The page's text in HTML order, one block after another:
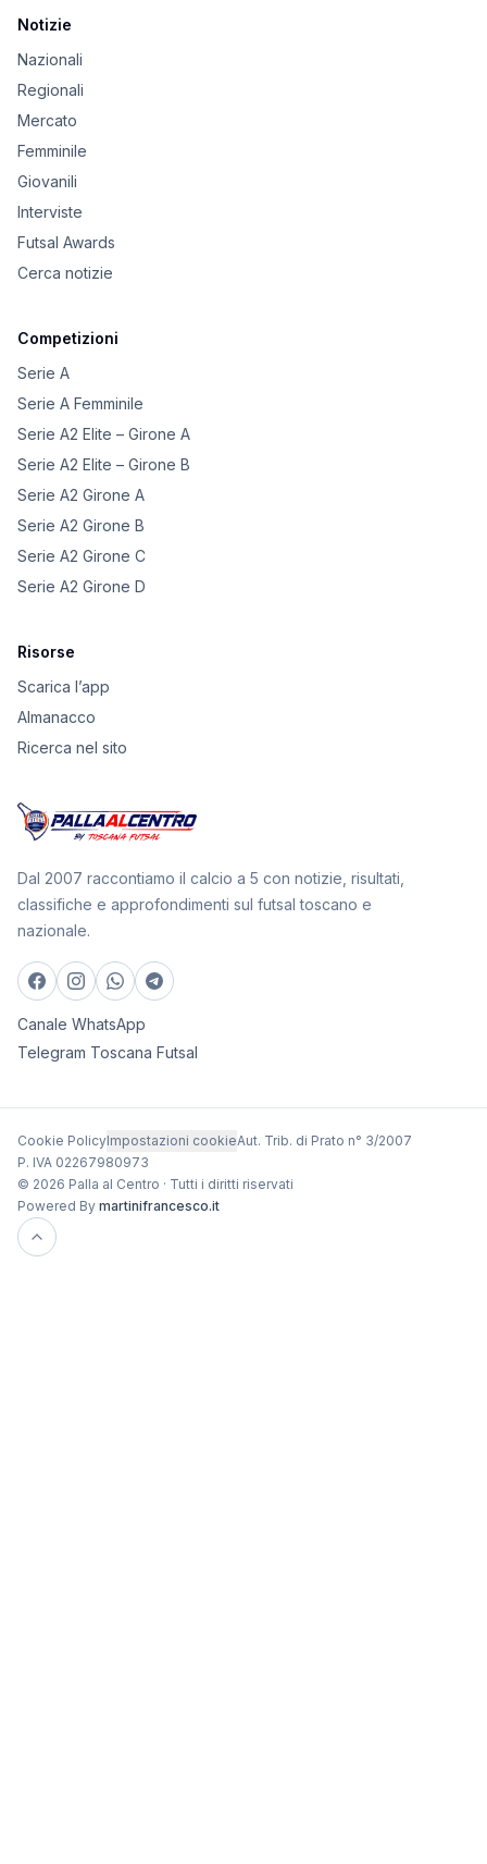
Notizie
Nazionali
Regionali
Mercato
Femminile
Giovanili
Interviste
Futsal Awards
Cerca notizie
Competizioni
Serie A
Serie A Femminile
Serie A2 Elite – Girone A
Serie A2 Elite – Girone B
Serie A2 Girone A
Serie A2 Girone B
Serie A2 Girone C
Serie A2 Girone D
Risorse
Scarica l’app
Almanacco
Ricerca nel sito
Dal 2007 raccontiamo il calcio a 5 con notizie, risultati,
classifiche e approfondimenti sul futsal toscano e
nazionale.
Canale WhatsApp
Telegram Toscana Futsal
Cookie PolicyImpostazioni cookieAut. Trib. di Prato n° 3/2007
P. IVA 02267980973
© 2026 Palla al Centro · Tutti i diritti riservati
Powered By martinifrancesco.it